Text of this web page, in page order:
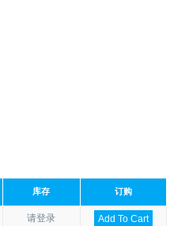
库存 订购
请登录 Add To Cart